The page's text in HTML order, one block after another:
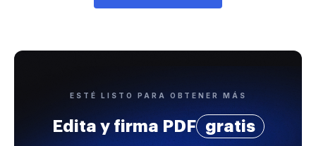
ESTÉ LISTO PARA OBTENER MÁS
Edita y firma PDF gratis